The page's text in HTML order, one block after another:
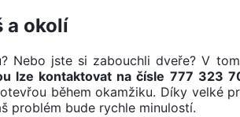
a okolí
Nebo jste si zabouchli dveře? V
lze kontaktovat na čísle 777 323
během okamžiku. Díky velké
problém bude rychle minulostí.